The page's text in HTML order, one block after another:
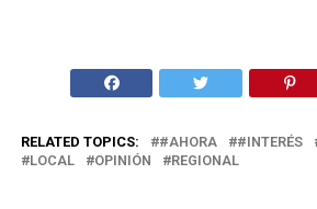
RELATED TOPICS: #AHORA #INTERÉS
LOCAL
OPINIÓN REGIONAL